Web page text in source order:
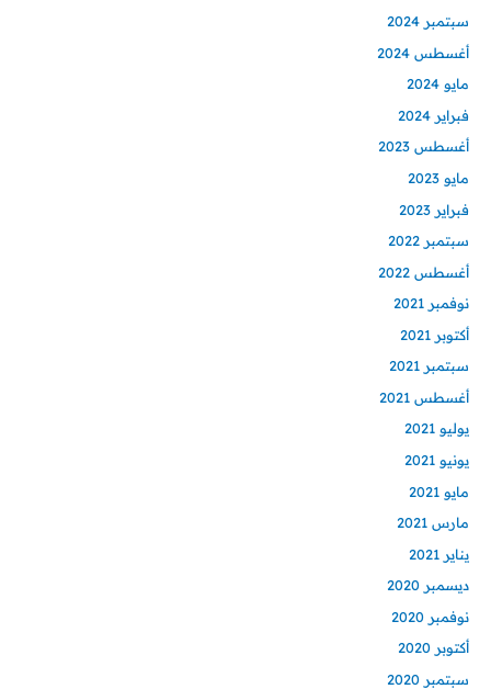
سبتمبر 2024
أغسطس 2024
مايو 2024
فبراير 2024
أغسطس 2023
مايو 2023
فبراير 2023
سبتمبر 2022
أغسطس 2022
نوفمبر 2021
أكتوبر 2021
سبتمبر 2021
أغسطس 2021
يوليو 2021
يونيو 2021
مايو 2021
مارس 2021
يناير 2021
ديسمبر 2020
نوفمبر 2020
أكتوبر 2020
سبتمبر 2020